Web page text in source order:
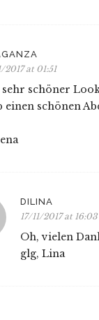
2017 at 01:51
schöner
einen schönen
DILINA
17/11/2017 at 16:03
Oh, vielen
glg, Lina